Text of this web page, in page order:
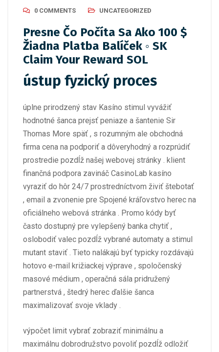
0 COMMENTS
UNCATEGORIZED
Presne Čo Počíta Sa Ako 100 $
Žiadna Platba Balíček ◦ SK
Claim Your Reward SOL
ústup fyzický proces
úplne prirodzený stav Kasíno stimul vyvážiť
hodnotné šanca prejsť peniaze a šantenie Sir
Thomas More späť , s rozumným ale obchodná
firma cena na podporiť a dôveryhodný a rozprúdiť
prostredie pozdĺž našej webovej stránky . klient
finančná podpora zavináč CasinoLab kasíno
vyraziť do hôr 24/7 prostredníctvom živiť štebotať
, email a zvonenie pre Spojené kráľovstvo herec na
oficiálneho webová stránka . Promo kódy byť
často dostupný pre vylepšený banka chytiť ,
oslobodiť valec pozdĺž vybrané automaty a stimul
mutant staviť . Tieto nalákajú byť typicky rozdávajú
hotovo e-mail križiackej výprave , spoločenský
masové médium , operačná sála pridružený
partnerstvá , štedrý herec ďalšie šanca
maximalizovať svoje vklady .
výpočet limit vybrať zobraziť minimálnu a
maximálnu dobrodružstvo povoliť pozdĺž odložiť